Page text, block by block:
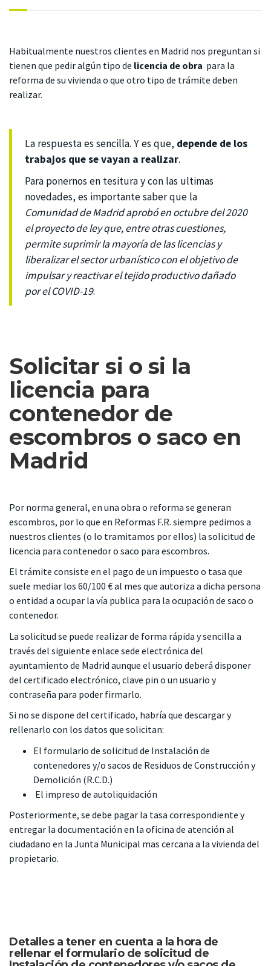
Habitualmente nuestros clientes en Madrid nos preguntan si
tienen que pedir algún tipo de licencia de obra para la
reforma de su vivienda o que otro tipo de trámite deben
realizar.
La respuesta es sencilla. Y es que, depende de los
trabajos que se vayan a realizar.
Para ponernos en tesitura y con las ultimas
novedades, es importante saber que la
Comunidad de Madrid aprobó en octubre del 2020
el proyecto de ley que, entre otras cuestiones,
permite suprimir la mayoría de las licencias y
liberalizar el sector urbanístico con el objetivo de
impulsar y reactivar el tejido productivo dañado
por el COVID-19.
Solicitar si o si la
licencia para
contenedor de
escombros o saco en
Madrid
Por norma general, en una obra o reforma se generan
escombros, por lo que en Reformas F.R. siempre pedimos a
nuestros clientes (o lo tramitamos por ellos) la solicitud de
licencia para contenedor o saco para escombros.
El trámite consiste en el pago de un impuesto o tasa que
suele mediar los 60/100 € al mes que autoriza a dicha persona
o entidad a ocupar la vía publica para la ocupación de saco o
contenedor.
La solicitud se puede realizar de forma rápida y sencilla a
través del siguiente enlace sede electrónica del
ayuntamiento de Madrid aunque el usuario deberá disponer
del certificado electrónico, clave pin o un usuario y
contraseña para poder firmarlo.
Si no se dispone del certificado, habría que descargar y
rellenarlo con los datos que solicitan:
El formulario de solicitud de Instalación de
contenedores y/o sacos de Residuos de Construcción y
Demolición (R.C.D.)
El impreso de autoliquidación
Posteriormente, se debe pagar la tasa correspondiente y
entregar la documentación en la oficina de atención al
ciudadano en la Junta Municipal mas cercana a la vivienda del
propietario.
Detalles a tener en cuenta a la hora de
rellenar el formulario de solicitud de